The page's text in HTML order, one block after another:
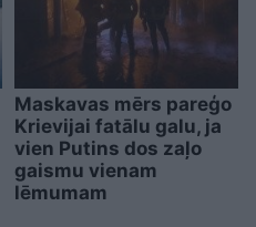
Maskavas mērs pareģo
Krievijai fatālu galu, ja
vien Putins dos zaļo
gaismu vienam
lēmumam